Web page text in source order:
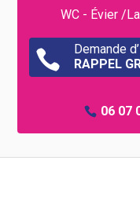
WC - Évier /

Demande
RAPPEL
06 07